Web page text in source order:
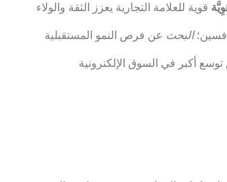
قوية للعلامة التجارية يعزز الثقة والولاء
البحث عن فرص النمو المستقبلية